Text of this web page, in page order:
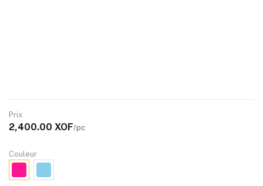
Prix
2,400.00 XOF/pc
Couleur